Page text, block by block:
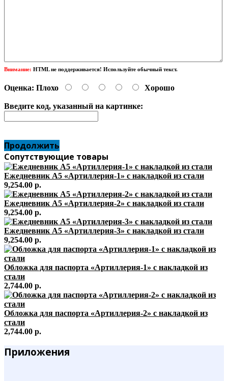
Внимание: HTML не поддерживается! Используйте обычный текст.
Оценка: Плохо Хорошо
Введите код, указанный на картинке:
Продолжить
Сопутствующие товары
Ежедневник А5 «Артиллерия-1» с накладкой из стали
9,254.00 р.
Ежедневник А5 «Артиллерия-2» с накладкой из стали
9,254.00 р.
Ежедневник А5 «Артиллерия-3» с накладкой из стали
9,254.00 р.
Обложка для паспорта «Артиллерия-1» с накладкой из
стали
2,744.00 р.
Обложка для паспорта «Артиллерия-2» с накладкой из
стали
2,744.00 р.
Приложения